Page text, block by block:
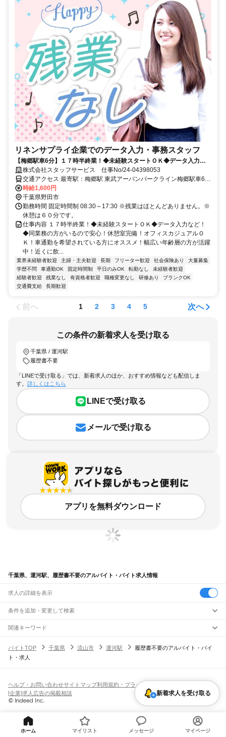
リネンサプライ企業でのデータ入力・事務スタッフ
【梅郷駅車6分】１７時半終業！◆未経験スタートＯＫ◆データ入力な
ど！株式会社スタッフサービス 仕事No/24-04398053
交通アクセス 最寄駅：梅郷駅 東武アーバンパークライン梅郷駅車6分
車通勤可能
時給1,600円
千葉県野田市
勤務時間 固定時間制 08:30～17:30 ※残業はほとんどありません。※
休憩は６０分です。
仕事内容 １７時半終業！◆未経験スタートＯＫ◆データ入力など！
◆同業務の方がいるので安心！休憩室完備！オフィスカジュアルＯ
Ｋ！車通勤を希望されている方にオススメ！幅広い年齢層の方が活躍
中！近くに飲...
業界未経験者歓迎 主婦・主夫歓迎 長期 フリーター歓迎 社会保険あり
大量募集
学歴不問
車通勤OK 固定時間制 平日のみOK 転勤なし
未経験者歓迎
経験者歓迎
残業なし 有資格者歓迎 職種変更なし 研修あり
ブランクOK
交通費支給
長期歓迎
前へ 1 2 3 4 5 次へ
この条件の新着求人を受け取る
千葉県 / 運河駅
履歴書不要
「LINEで受け取る」では、新着求人のほか、おすすめ情報なども配信しま
す。 詳しくはこちら
LINEで受け取る
メールで受け取る
アプリを無料ダウンロード
千葉県、運河駅、履歴書不要のアルバイト・バイト求人情報
求人の詳細を表示
条件を追加・変更して検索
市区町村を追加・変更
千葉県すべて
千葉市
茂原市成田市佐倉市東金市
旭市習志野市柏市勝浦市市原市流山市八千代市 我孫子市
君津市富津市浦安市 印西市白井市富里市南房総市
匝瑳市香取市 印旛郡香取郡山武郡長生郡夷隅郡
駅を追加・変更
JR中央・総武線
市川駅本八幡駅下総中山駅 津田沼駅幕張本郷駅幕張駅
新検見川駅
JR総武本線
市川駅船橋駅 稲毛駅 都賀駅四街道駅
佐倉駅
南酒々井駅
八街駅日向駅 成東駅 横芝駅飯倉駅 八日市場駅干潟駅旭駅
職種を追加・変更
飲食・フードサービスすべて
ホールスタッフキッチンスタッフ 皿洗い・洗い場 精肉・鮮魚加工給食調理
パン屋（ベーカリー）
バー（BAR）・バーテンダー
営業・販売
営業・販売
営業テレフォンアポインター（テレアポ） ルートセールス
人気
日払いOK高校生歓迎 髪型・髪色自由
勤務期間
短期単発・1日OK
期間限定（春夏冬休み等）
シフト
雇用形態を追加・変更
正社員
契約社員
派遣社員
関連キーワード
バイトTOP
千葉県 流山市 運河駅
履歴書不要のアルバイト・バイ
ト・求人
新着求人を受け取る
ヘルプ・お問い合わせサイトマップ利用規約・プライバシーポリシー
[企業]求人広告の掲載相談
ホーム マイリスト メッセージ マイページ